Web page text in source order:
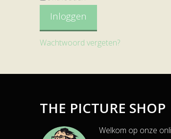
Inloggen
Wachtwoord vergeten?
THE PICTURE SHOP
Welkom op onze